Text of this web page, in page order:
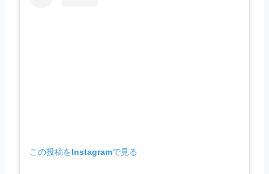
この投稿をInstagramで見る